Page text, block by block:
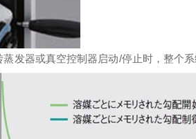
蒸发器或真空控制器启动/停止时，整个